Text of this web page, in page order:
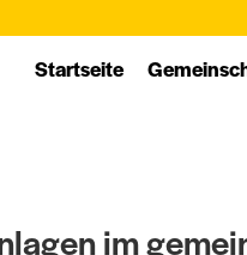
Startseite
im